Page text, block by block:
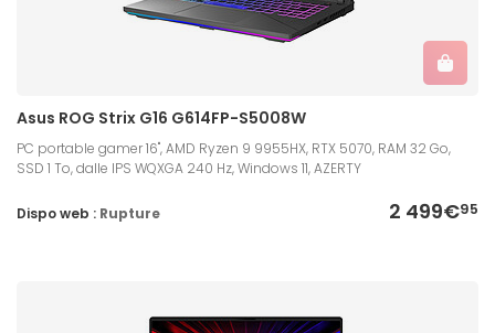
Asus ROG Strix G16 G614FP-S5008W
PC portable gamer 16", AMD Ryzen 9 9955HX, RTX 5070, RAM 32 Go,
SSD 1 To, dalle IPS WQXGA 240 Hz, Windows 11, AZERTY
2 499€95
Dispo web : Rupture